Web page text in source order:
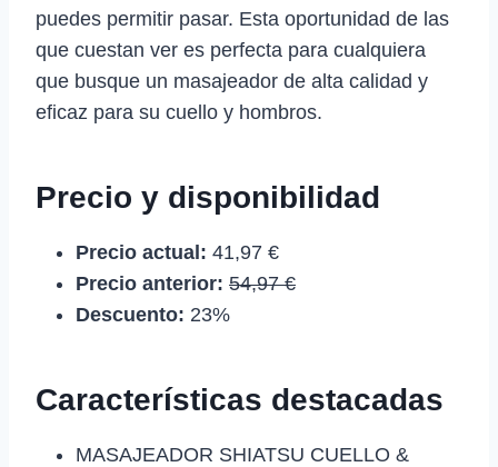
puedes permitir pasar. Esta oportunidad de las
que cuestan ver es perfecta para cualquiera
que busque un masajeador de alta calidad y
eficaz para su cuello y hombros.
Precio y disponibilidad
Precio actual: 41,97 €
Precio anterior: 54,97 €
Descuento: 23%
Características destacadas
MASAJEADOR SHIATSU CUELLO &